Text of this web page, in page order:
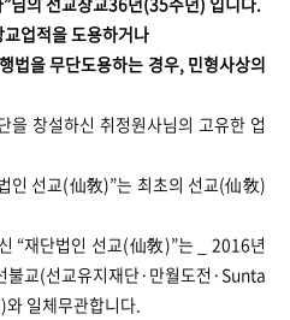
업적을 도용하거나
법을 무단도용하는 경우, 민형사상의
창설하신 취정원사님의 고유한 업
인 선교(仙敎)”는 최초의 선교(仙敎)
“재단법인 선교(仙敎)”는 _ 2016년
불교(선교유지재단·만월도전·Sunta
일체무관합니다.